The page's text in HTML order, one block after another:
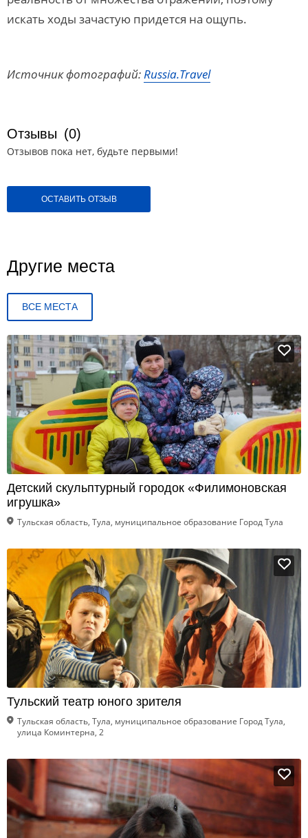
искать ходы зачастую придется на ощупь.
Источник фотографий:Russia.Travel
Отзывы (0)
Отзывов пока нет, будьте первыми!
ОСТАВИТЬ ОТЗЫВ
Другие места
ВСЕ МЕСТА
Детский скульптурный городок «Филимоновская
игрушка»
Тульская область, Тула, муниципальное образование Город Тула
Тульский театр юного зрителя
Тульская область, Тула, муниципальное образование Город Тула,
улица Коминтерна, 2